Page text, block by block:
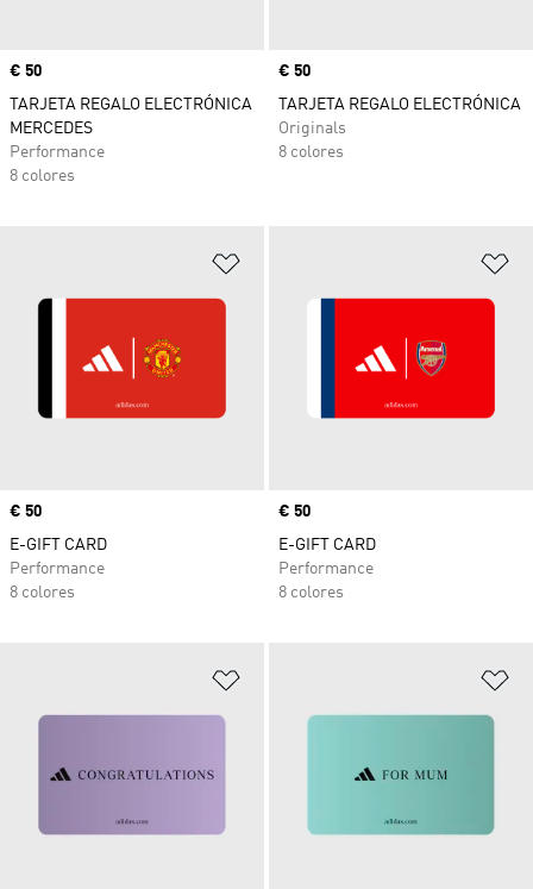
Precio
€ 50
TARJETA REGALO ELECTRÓNICA
MERCEDES
Performance
8 colores
Precio
€ 50
TARJETA REGALO ELECTRÓNICA
Originals
8 colores
Precio
€ 50
E-GIFT CARD
Performance
8 colores
Precio
€ 50
E-GIFT CARD
Performance
8 colores